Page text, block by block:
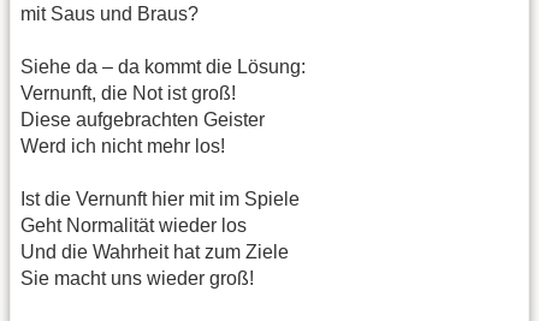
mit Saus und Braus?
Siehe da – da kommt die Lösung:
Vernunft, die Not ist groß!
Diese aufgebrachten Geister
Werd ich nicht mehr los!
Ist die Vernunft hier mit im Spiele
Geht Normalität wieder los
Und die Wahrheit hat zum Ziele
Sie macht uns wieder groß!